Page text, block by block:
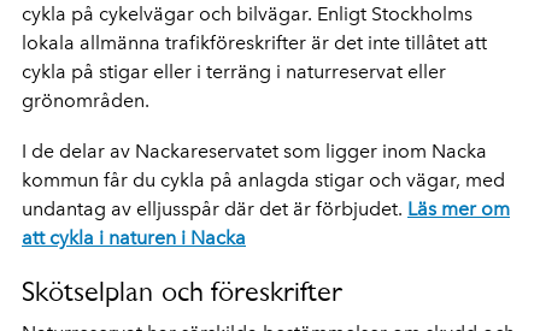
cykla på cykelvägar och bilvägar. Enligt Stockholms
lokala allmänna trafikföreskrifter är det inte tillåtet att
cykla på stigar eller i terräng i naturreservat eller
grönområden.
I de delar av Nackareservatet som ligger inom Nacka
kommun får du cykla på anlagda stigar och vägar, med
undantag av elljusspår där det är förbjudet. Läs mer om
att cykla i naturen i Nacka
Skötselplan och föreskrifter